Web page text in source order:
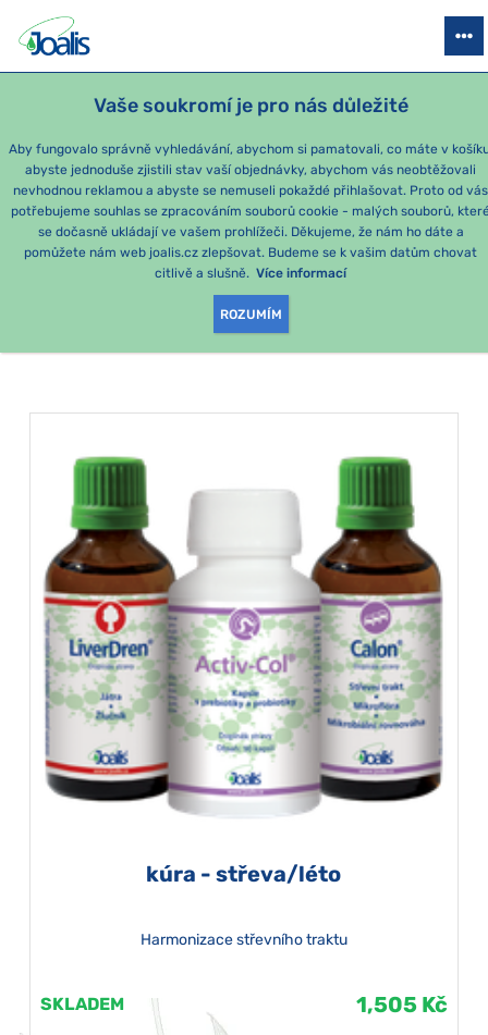
Vaše soukromí je pro nás důležité
Aby fungovalo správně vyhledávání, abychom si pamatovali, co máte v
abyste jednoduše zjistili stav vaší objednávky, abychom vás neobtěžovali
nevhodnou reklamou a abyste se nemuseli pokaždé přihlašovat. Proto od vás
potřebujeme souhlas se zpracováním souborů cookie - malých souborů,
se dočasně ukládají ve vašem prohlížeči. Děkujeme, že nám ho dáte a
pomůžete nám web joalis.cz zlepšovat. Budeme se k vašim datům chovat
citlivě a slušně. Více informací
ROZUMÍM
PRODUKTY PODLE OBTÍŽÍ SEZÓNNÍ BALÍČKY PRO DĚTI
Momentálně nejoblíbenější produkty
PRODUKTY PODLE
KATEGORIE:
kúra - střeva/léto
Harmonizace střevního traktu
SKLADEM 1,505 Kč